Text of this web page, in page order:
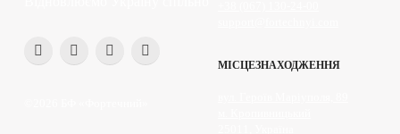
МІСЦЕЗНАХОДЖЕННЯ